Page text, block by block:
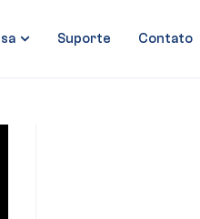
Suporte Contato